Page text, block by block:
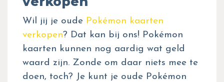
Wil jij je oude Pokémon kaarten
verkopen? Dat kan bij ons! Pokémon
kaarten kunnen nog aardig wat geld
waard zijn. Zonde om daar niets mee te
doen, toch? Je kunt je oude Pokémon